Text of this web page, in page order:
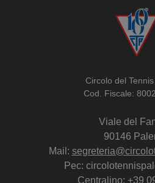
Circolo del
Cod. Fiscale:
Viale del
90146
Mail:
Pec:
Centralino: +39